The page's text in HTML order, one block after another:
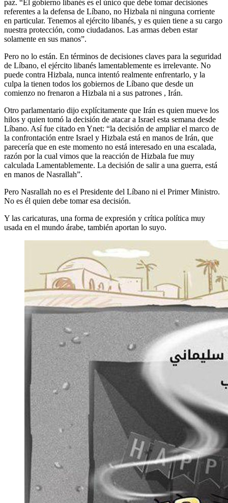
paz. “El gobierno libanés es el único que debe tomar decisiones
referentes a la defensa de Líbano, no Hizbala ni ninguna corriente
en particular. Tenemos al ejército libanés, y es quien tiene a su cargo
nuestra protección, como ciudadanos. Las armas deben estar
solamente en sus manos”.
Pero no lo están. En términos de decisiones claves para la seguridad
de Líbano, el ejército libanés lamentablemente es irrelevante. No
puede contra Hizbala, nunca intentó realmente enfrentarlo, y la
culpa la tienen todos los gobiernos de Líbano que desde un
comienzo no frenaron a Hizbala ni a sus patrones , Irán.
Otro parlamentario dijo explícitamente que Irán es quien mueve los
hilos y quien tomó la decisión de atacar a Israel esta semana desde
Líbano. Así fue citado en Ynet: “la decisión de ampliar el marco de
la confrontación entre Israel y Hizbala está en manos de Irán, que
parecería que en este momento no está interesado en una escalada,
razón por la cual vimos que la reacción de Hizbala fue muy
calculada Lamentablemente. La decisión de salir a una guerra, está
en manos de Nasrallah”.
Pero Nasrallah no es el Presidente del Líbano ni el Primer Ministro.
No es él quien debe tomar esa decisión.
Y las caricaturas, una forma de expresión y crítica política muy
usada en el mundo árabe, también aportan lo suyo.